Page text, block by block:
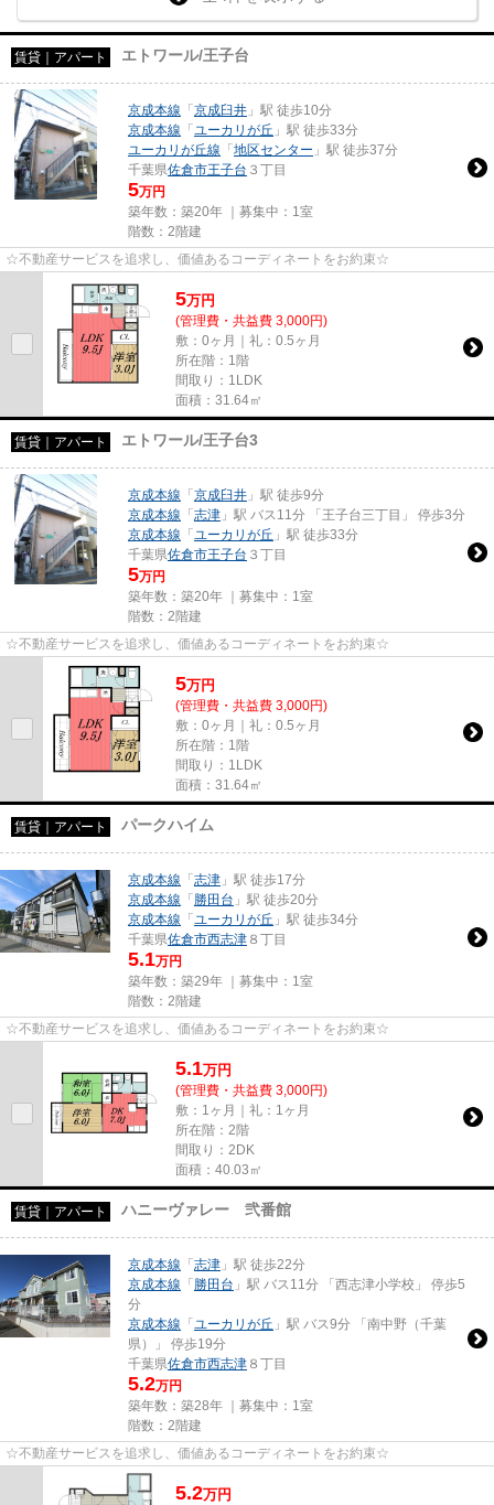
賃貸｜アパート エトワール/王子台
京成本線 「京成臼井 」駅 徒歩10分
京成本線 「 ユーカリが丘 」駅 徒歩33分
ユーカリが丘線 「地区センター 」駅 徒歩37分
千葉県佐倉市王子台 ３丁目
5万円
築年数：築20年 ｜募集中： 1室
階数：2階建
☆不動産サービスを追求し、価値あるコーディネートをお約束☆
5万円
(管理費・共益費 3,000円)
敷：0ヶ月｜礼：0.5ヶ月
所在階：1階
間取り：1LDK
面積：31.64㎡
賃貸｜アパート エトワール/王子台3
京成本線 「京成臼井 」駅 徒歩9分
京成本線 「志津 」駅 バス11分 「王子台三丁目」 停歩3分
京成本線 「 ユーカリが丘 」駅 徒歩33分
千葉県佐倉市王子台 ３丁目
5万円
築年数：築20年 ｜募集中： 1室
階数：2階建
☆不動産サービスを追求し、価値あるコーディネートをお約束☆
5万円
(管理費・共益費 3,000円)
敷：0ヶ月｜礼：0.5ヶ月
所在階：1階
間取り：1LDK
面積：31.64㎡
賃貸｜アパート パークハイム
京成本線 「志津 」駅 徒歩17分
京成本線 「勝田台 」駅 徒歩20分
京成本線 「 ユーカリが丘 」駅 徒歩34分
千葉県佐倉市西志津 ８丁目
5.1万円
築年数：築29年 ｜募集中： 1室
階数：2階建
☆不動産サービスを追求し、価値あるコーディネートをお約束☆
5.1万円
(管理費・共益費 3,000円)
敷：1ヶ月｜礼：1ヶ月
所在階：2階
間取り：2DK
面積：40.03㎡
賃貸｜アパート ハニーヴァレー 弐番館
京成本線 「志津 」駅 徒歩22分
京成本線 「勝田台 」駅 バス11分 「西志津小学校」 停歩5
分
京成本線 「 ユーカリが丘 」駅 バス9分 「南中野（千葉
県）」 停歩19分
千葉県佐倉市西志津 ８丁目
5.2万円
築年数：築28年 ｜募集中： 1室
階数：2階建
☆不動産サービスを追求し、価値あるコーディネートをお約束☆
5.2万円